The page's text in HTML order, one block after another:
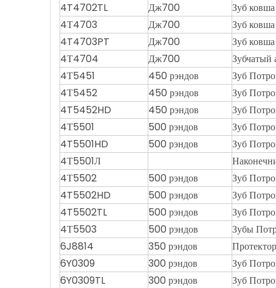
4T4702TL
Дж700 Зуб ковша
4Т4703
Дж700 Зуб ковша
4T4703PT
Дж700 Зуб ковша
4Т4704
Дж700 Зубчатый
4Т5451
450 рэндов Зуб
4Т5452
450 рэндов Зуб
4T5452HD
450 рэндов Зуб
4Т5501
500 рэндов Зуб
4T5501HD
500 рэндов Зуб
4Т5501Л
4Т5502
500 рэндов Зуб
4T5502HD
500 рэндов Зуб
4T5502TL
500 рэндов Зуб
4Т5503
500 рэндов Зубы
6J8814
350 рэндов
6Y0309
300 рэндов Зуб
6Y0309TL
300 рэндов Зуб